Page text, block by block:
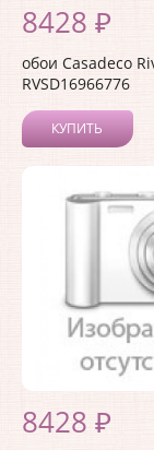
8428 ₽
обои Casadeco
RVSD16966776
КУПИТЬ
8428 ₽